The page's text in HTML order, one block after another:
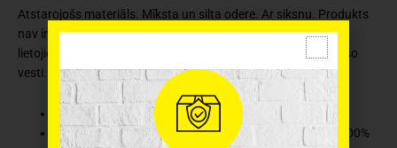
Atstarojošs materiāls. Mīksta un silta odere. Ar siksnu. Produkts
nav individuālais aizsardzības līdzeklis (IAL). Tumsā vienmēr
lietojiet arī CE marķējumu saturošu atstarotāju vai atstarojošo
vesti. Mazgāt ūdenī 40 grādu temperatūrā.
Ražotājs: Atom
Materiāls: ārējais audums 100% poliesters, plauksta 100%